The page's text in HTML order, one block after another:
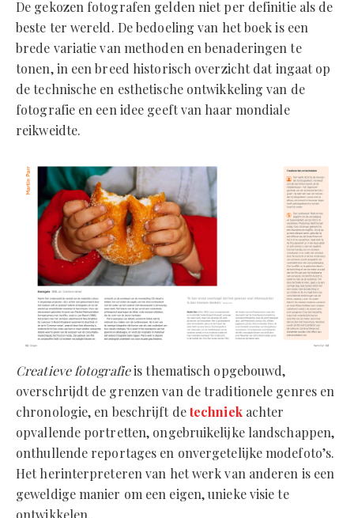
De gekozen fotografen gelden niet per definitie als de
beste ter wereld. De bedoeling van het boek is een
brede variatie van methoden en benaderingen te
tonen, in een breed historisch overzicht dat ingaat op
de technische en esthetische ontwikkeling van de
fotografie en een idee geeft van haar mondiale
reikweidte.
Creatieve fotografieis thematisch opgebouwd,
overschrijdt de grenzen van de traditionele genres en
chronologie, en beschrijft detechniekachter
opvallende portretten, ongebruikelijke landschappen,
onthullende reportages en onvergetelijke modefoto’s.
Het herinterpreteren van het werk van anderen is een
geweldige manier om een eigen, unieke visie te
ontwikkelen.